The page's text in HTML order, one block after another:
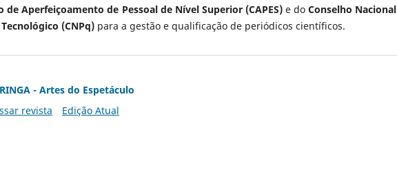
de Aperfeiçoamento de Pessoal de Nível Superior (CAPES)e do Conselho Nacional
(CNPq) para a gestão e qualificação de periódicos científicos.
- Artes do Espetáculo
revista
Edição Atual